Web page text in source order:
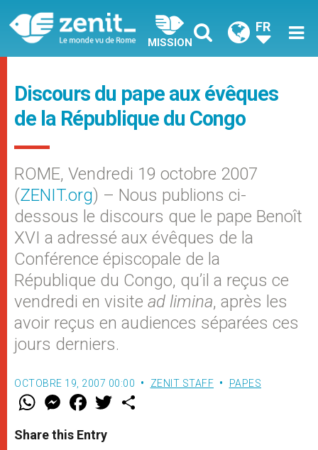
MISSION
FR
Discours du pape aux évêques
de la République du Congo
ROME, Vendredi 19 octobre 2007
(ZENIT.org) – Nous publions ci-
dessous le discours que le pape Benoît
XVI a adressé aux évêques de la
Conférence épiscopale de la
République du Congo, qu’il a reçus ce
vendredi en visite ad limina, après les
avoir reçus en audiences séparées ces
jours derniers.
OCTOBRE 19, 2007 00:00 ZENIT STAFF PAPES
W
t
s
M
e
s
e
F
a
e
b
w
Share this Entry